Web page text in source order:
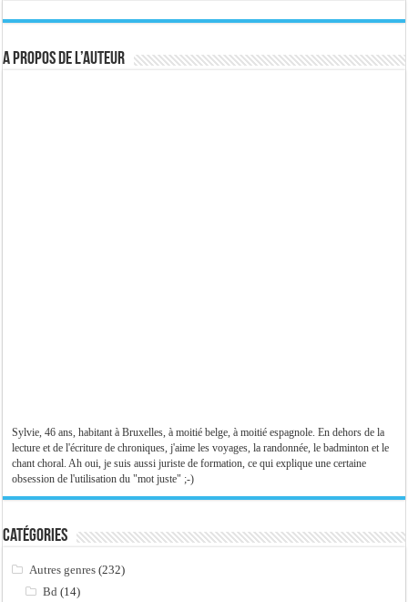
A propos de l’auteur
Sylvie, 46 ans, habitant à Bruxelles, à moitié belge, à moitié espagnole. En dehors de la
lecture et de l'écriture de chroniques, j'aime les voyages, la randonnée, le badminton et le
chant choral. Ah oui, je suis aussi juriste de formation, ce qui explique une certaine
obsession de l'utilisation du "mot juste" ;-)
Catégories
Autres genres (232)
Bd (14)